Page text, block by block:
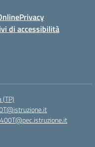
Privacy
di accessibilità